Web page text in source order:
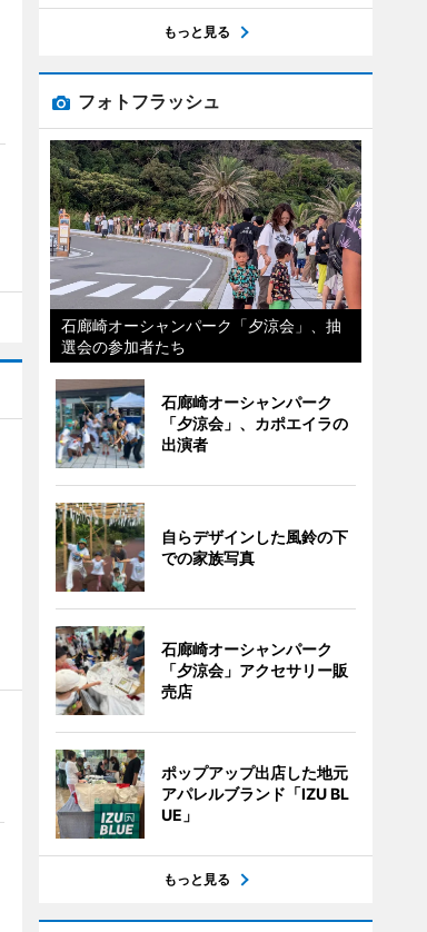
もっと見る
フォトフラッシュ
石廊崎オーシャンパーク「夕涼会」、抽
選会の参加者たち
石廊崎オーシャンパーク
「夕涼会」、カポエイラの
出演者
自らデザインした風鈴の下
での家族写真
石廊崎オーシャンパーク
「夕涼会」アクセサリー販
売店
ポップアップ出店した地元
アパレルブランド「IZU BL
UE」
もっと見る